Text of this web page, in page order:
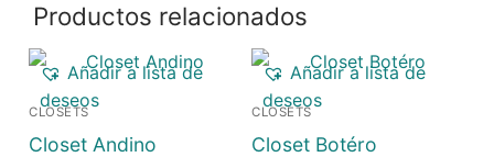
Productos relacionados
Añadir a lista de
deseos
CLOSETS
Closet Andino
Añadir a lista de
deseos
CLOSETS
Closet Botéro